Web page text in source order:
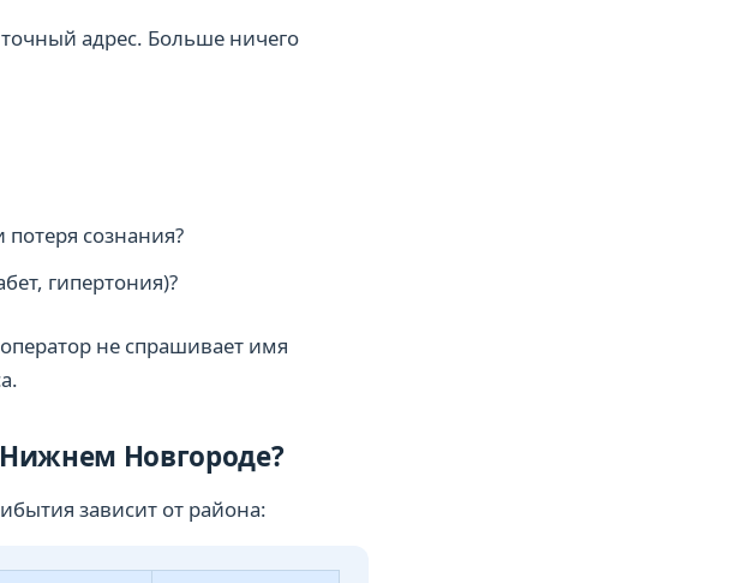
адрес. Больше ничего
потеря сознания?
гипертония)?
не спрашивает имя
Новгороде?
зависит от района: